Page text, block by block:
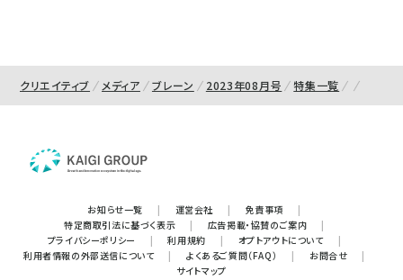
クリエイティブ メディア ブレーン 2023年08月号 特集一覧
お知らせ一覧 | 運営会社 | 免責事項
|
特定商取引法に基づく表示
| 広告掲載・協賛のご案内
|
プライバシーポリシー
| 利用規約 | オプトアウトについて
|
利用者情報の外部送信について
| よくあるご質問（FAQ） | お問合せ
|
サイトマップ